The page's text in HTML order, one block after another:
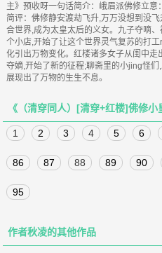
主》预收呀一句话简介：峨眉派佛修立
简评：佛修静安渡劫飞升,万万没想到没
合世界,成为太皇太后的义女。九子夺嘀
个小店,开始了让这个世界灵气复苏的打
化引出万物变化。红楼诸多女子从闺中
夺嫡,开始了新的征程;聊斋里的小jing怪
展现出了万物的生生不息。
《（清穿同人）[清穿+红楼]佛修小
1 2 3 4 5 6
86 87 88 89 90
95
作者秋凌的其他作品